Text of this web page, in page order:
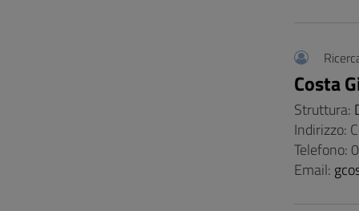
Costa
Struttura:
Indirizzo:
Telefono:
Email: